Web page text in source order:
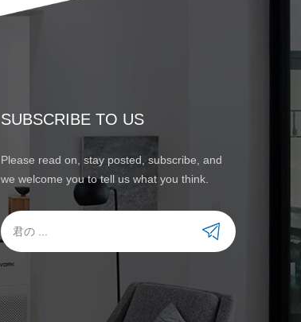
SUBSCRIBE TO US
Please read on, stay posted, subscribe, and
we welcome you to tell us what you think.